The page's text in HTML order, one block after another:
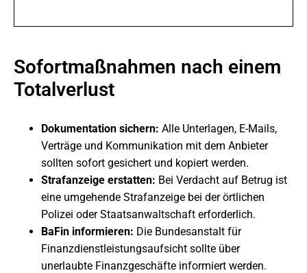
Sofortmaßnahmen nach einem
Totalverlust
Dokumentation sichern: Alle Unterlagen, E-Mails,
Verträge und Kommunikation mit dem Anbieter
sollten sofort gesichert und kopiert werden.
Strafanzeige erstatten: Bei Verdacht auf Betrug ist
eine umgehende Strafanzeige bei der örtlichen
Polizei oder Staatsanwaltschaft erforderlich.
BaFin informieren: Die Bundesanstalt für
Finanzdienstleistungsaufsicht sollte über
unerlaubte Finanzgeschäfte informiert werden.